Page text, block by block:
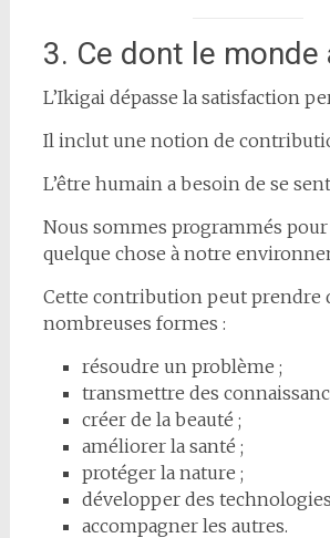
3. Ce dont le monde
L’Ikigai dépasse la satisfaction
Il inclut une notion de
L’être humain a besoin de se
Nous sommes programmés
quelque chose à notre
Cette contribution peut prendre
nombreuses formes :
résoudre un problème ;
transmettre des
créer de la beauté ;
améliorer la santé ;
protéger la nature ;
développer des
accompagner les autres.